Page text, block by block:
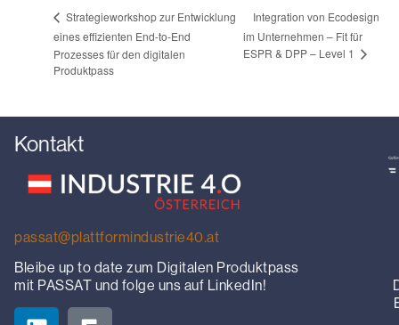
Strategieworkshop zur Entwicklung
eines effizienten End-to-End
Prozesses für den digitalen
Produktpass
Integration von Ecodesign
im Unternehmen – Fit für
ESPR & DPP – Level 1
Kontakt
passat@plattformindustrie40.at
Bleibe up to date zum Digitalen Produktpass
mit PASSAT und folge uns auf LinkedIn!